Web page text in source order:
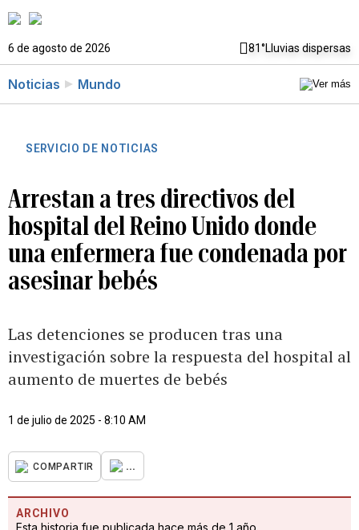
6 de agosto de 2026 81°Lluvias dispersas
Noticias Mundo
SERVICIO DE NOTICIAS
Arrestan a tres directivos del
hospital del Reino Unido donde
una enfermera fue condenada por
asesinar bebés
Las detenciones se producen tras una
investigación sobre la respuesta del hospital al
aumento de muertes de bebés
1 de julio de 2025 - 8:10 AM
COMPARTIR ...
ARCHIVO